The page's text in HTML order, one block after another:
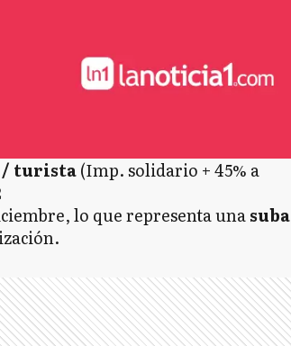
turista(Imp. solidario + 45% a
lo que representa unasuba